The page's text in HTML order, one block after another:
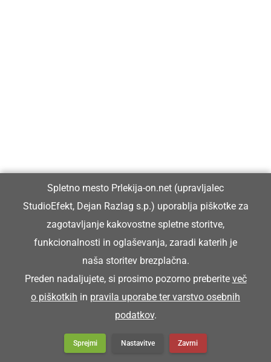
Spletno mesto Prlekija-on.net (upravljalec
StudioEfekt, Dejan Razlag s.p.) uporablja piškotke za
zagotavljanje kakovostne spletne storitve,
funkcionalnosti in oglaševanja, zaradi katerih je
naša storitev brezplačna.
Preden nadaljujete, si prosimo pozorno preberite več
o piškotkih in pravila uporabe ter varstvo osebnih
podatkov.
Sprejmi Nastavitve Zavrni